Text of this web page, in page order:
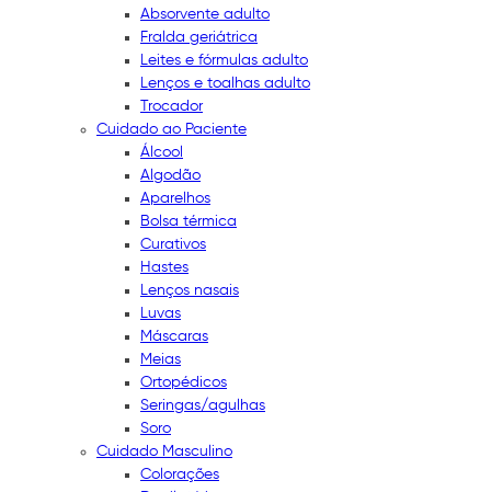
Absorvente adulto
Fralda geriátrica
Leites e fórmulas adulto
Lenços e toalhas adulto
Trocador
Cuidado ao Paciente
Álcool
Algodão
Aparelhos
Bolsa térmica
Curativos
Hastes
Lenços nasais
Luvas
Máscaras
Meias
Ortopédicos
Seringas/agulhas
Soro
Cuidado Masculino
Colorações